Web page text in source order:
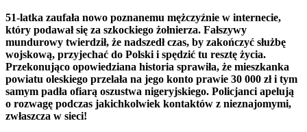
51-latka zaufała nowo poznanemu mężczyźnie w internecie,
który podawał się za szkockiego żołnierza. Fałszywy
mundurowy twierdził, że nadszedł czas, by zakończyć służbę
wojskową, przyjechać do Polski i spędzić tu resztę życia.
Przekonująco opowiedziana historia sprawiła, że mieszkanka
powiatu oleskiego przelała na jego konto prawie 30 000 zł i tym
samym padła ofiarą oszustwa nigeryjskiego. Policjanci apelują
o rozwagę podczas jakichkolwiek kontaktów z nieznajomymi,
zwłaszcza w sieci!